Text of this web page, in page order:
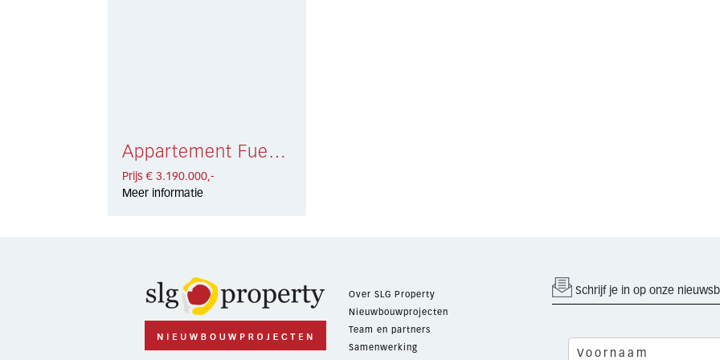
Appartement Fuengirola € 3.190.000,-
Prijs € 3.190.000,-
Meer informatie
Over SLG Property
Nieuwbouwprojecten
Team en partners
Samenwerking
Schrijf je in op onze